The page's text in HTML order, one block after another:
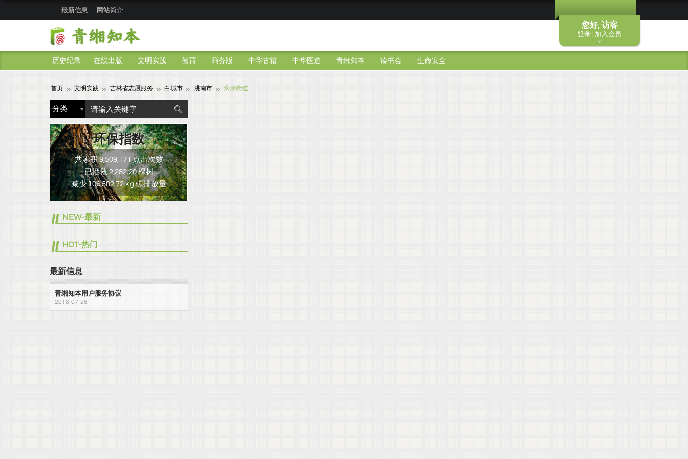
您好, 访客
登录 | 加入会员
最新信息 网站简介
历史纪录 在线出版 文明实践 教育 商务版 中华古籍 中华医道 青缃知本 读书会 生命安全
首页 文明实践 吉林省志愿服务 白城市 洮南市 永康街道
环保指数
共累积 9,509,171 点击次数
已拯救 2,282.20 棵树
减少 106,502.72 kg 碳排放量
NEW-最新
HOT-热门
最新信息
青缃知本用户服务协议
2018-07-26